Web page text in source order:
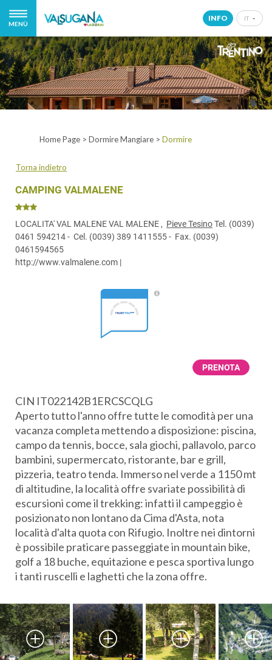
MENÙ
IT
EN
DE
NL
INFO
Home Page > Dormire Mangiare > Dormire
Torna indietro
CAMPING VALMALENE
LOCALITA' VAL MALENE VAL MALENE , Pieve TesinoTel. (0039)
0461 594214- Cel. (0039) 389 1411555- Fax. (0039)
0461594565
http://www.valmalene.com |
PRENOTA
CIN IT022142B1ERCSCQLG
Aperto tutto l'anno offre tutte le comodità per una
vacanza completa mettendo a disposizione: piscina,
campo da tennis, bocce, sala giochi, pallavolo, parco
bambini, supermercato, ristorante, bar e grill,
pizzeria, teatro tenda. Immerso nel verde a 1150 mt
di altitudine, la località offre svariate possibilità di
escursioni come il trekking: infatti il campeggio è
posizionato non lontano da Cima d'Asta, nota
località d'alta quota con Rifugio. Inoltre nei dintorni
è possibile praticare passeggiate in mountain bike,
golf a 18 buche, equitazione e pesca sportiva lungo
i tanti ruscelli e laghetti che la zona offre.